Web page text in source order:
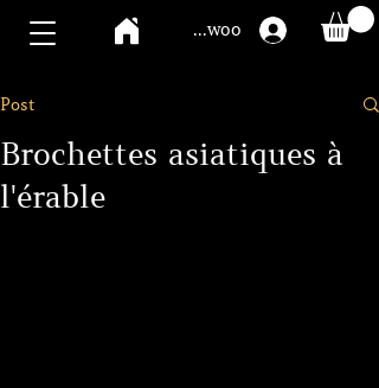
Compte Mawoo
Post
Brochettes asiatiques à
l'érable